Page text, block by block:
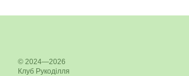
© 2024—2026
Клуб Рукоділля